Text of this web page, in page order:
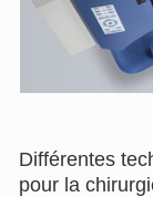
Différentes
pour la